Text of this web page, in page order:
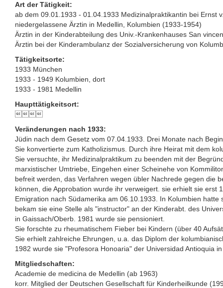
Art der Tätigkeit:
ab dem 09.01.1933 - 01.04.1933 Medizinalpraktikantin bei Ernst
niedergelassene Ärztin in Medellin, Kolumbien (1933-1954)
Ärztin in der Kinderabteilung des Univ.-Krankenhauses San
Ärztin bei der Kinderambulanz der Sozialversicherung von
Tätigkeitsorte:
1933 München
1933 - 1949 Kolumbien, dort
1933 - 1981 Medellin
Haupttätigkeitsort:
Veränderungen nach 1933:
Jüdin nach dem Gesetz vom 07.04.1933. Drei Monate nach
Sie konvertierte zum Katholizismus. Durch ihre Heirat mit dem
Sie versuchte, ihr Medizinalpraktikum zu beenden mit der
marxistischer Umtriebe, Eingehen einer Scheinehe von
befreit werden, das Verfahren wegen übler Nachrede gegen die
können, die Approbation wurde ihr verweigert. sie erhielt sie erst
Emigration nach Südamerika am 06.10.1933. In Kolumbien
bekam sie eine Stelle als "instructor" an der Kinderabt. des
in Gaissach/Oberb. 1981 wurde sie pensioniert.
Sie forschte zu rheumatischem Fieber bei Kindern (über 40
Sie erhielt zahlreiche Ehrungen, u.a. das Diplom der
1982 wurde sie "Profesora Honoaria" der Universidad Antioquia
Mitgliedschaften:
Academie de medicina de Medellin (ab 1963)
korr. Mitglied der Deutschen Gesellschaft für Kinderheilkunde